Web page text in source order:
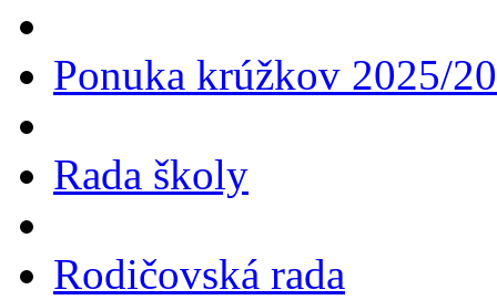
Ponuka krúžkov 2025/
Rada školy
Rodičovská rada